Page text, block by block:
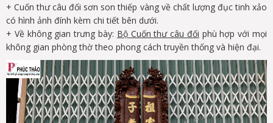
+ Cuốn thư câu đối sơn son thiếp vàng về chất lượng đục tinh xảo
có hình ảnh đính kèm chi tiết bên dưới.
+ Về không gian trưng bày: Bộ Cuốn thư câu đối phù hợp với mọi
không gian phòng thờ theo phong cách truyền thống và hiện đại.